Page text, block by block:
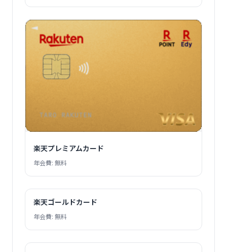
楽天プレミアムカード
年会費: 無料
楽天ゴールドカード
年会費: 無料